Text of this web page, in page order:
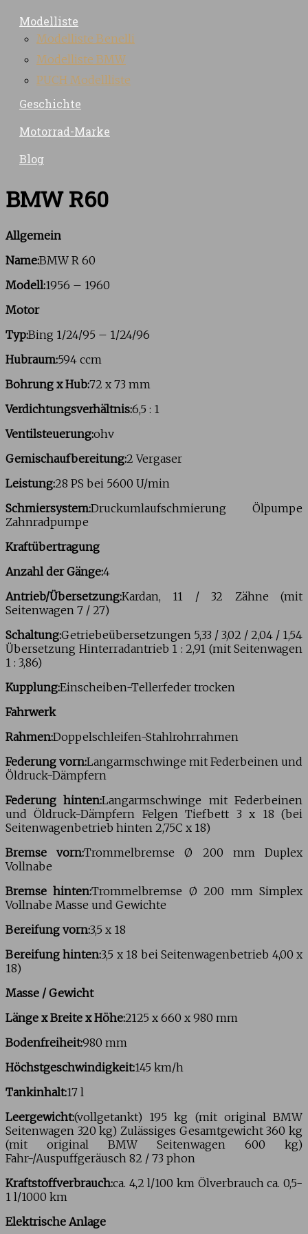
Modelliste
Modelliste Benelli
Modelliste BMW
PUCH Modellliste
Geschichte
Motorrad-Marke
Blog
BMW R60
Allgemein
Name:BMW R 60
Modell:1956 – 1960
Motor
Typ:Bing 1/24/95 – 1/24/96
Hubraum:594 ccm
Bohrung x Hub:72 x 73 mm
Verdichtungsverhältnis:6,5 : 1
Ventilsteuerung:ohv
Gemischaufbereitung:2 Vergaser
Leistung:28 PS bei 5600 U/min
Schmiersystem:Druckumlaufschmierung Ölpumpe
Zahnradpumpe
Kraftübertragung
Anzahl der Gänge:4
Antrieb/Übersetzung:Kardan, 11 / 32 Zähne (mit
Seitenwagen 7 / 27)
Schaltung:Getriebeübersetzungen 5,33 / 3,02 / 2,04 / 1,54
Übersetzung Hinterradantrieb 1 : 2,91 (mit Seitenwagen
1 : 3,86)
Kupplung:Einscheiben-Tellerfeder trocken
Fahrwerk
Rahmen:Doppelschleifen-Stahlrohrrahmen
Federung vorn:Langarmschwinge mit Federbeinen und
Öldruck-Dämpfern
Federung hinten:Langarmschwinge mit Federbeinen
und Öldruck-Dämpfern Felgen Tiefbett 3 x 18 (bei
Seitenwagenbetrieb hinten 2,75C x 18)
Bremse vorn:Trommelbremse Ø 200 mm Duplex
Vollnabe
Bremse hinten:Trommelbremse Ø 200 mm Simplex
Vollnabe Masse und Gewichte
Bereifung vorn:3,5 x 18
Bereifung hinten:3,5 x 18 bei Seitenwagenbetrieb 4,00 x
18)
Masse / Gewicht
Länge x Breite x Höhe:2125 x 660 x 980 mm
Bodenfreiheit:980 mm
Höchstgeschwindigkeit:145 km/h
Tankinhalt:17 l
Leergewicht:(vollgetankt) 195 kg (mit original BMW
Seitenwagen 320 kg) Zulässiges Gesamtgewicht 360 kg
(mit original BMW Seitenwagen 600 kg)
Fahr-/Auspuffgeräusch 82 / 73 phon
Kraftstoffverbrauch:ca. 4,2 l/100 km Ölverbrauch ca. 0,5-
1 l/1000 km
Elektrische Anlage